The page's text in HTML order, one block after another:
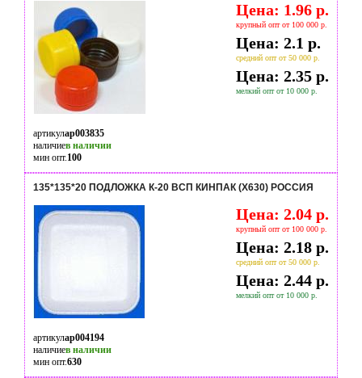
Цена: 1.96 р.
крупный опт от 100 000 р.
Цена: 2.1 р.
средний опт от 50 000 р.
Цена: 2.35 р.
мелкий опт от 10 000 р.
артикулap003835
наличиев наличии
мин опт.100
135*135*20 ПОДЛОЖКА К-20 ВСП КИНПАК (Х630) РОССИЯ
Цена: 2.04 р.
крупный опт от 100 000 р.
Цена: 2.18 р.
средний опт от 50 000 р.
Цена: 2.44 р.
мелкий опт от 10 000 р.
артикулap004194
наличиев наличии
мин опт.630